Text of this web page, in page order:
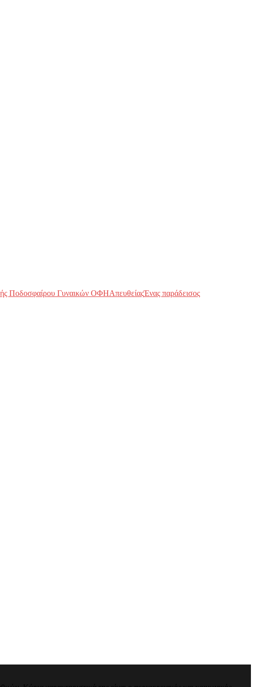
Ποδοσφαίρου Γυναικών ΟΦΗΑπευθείαςΈνας παράδεισος